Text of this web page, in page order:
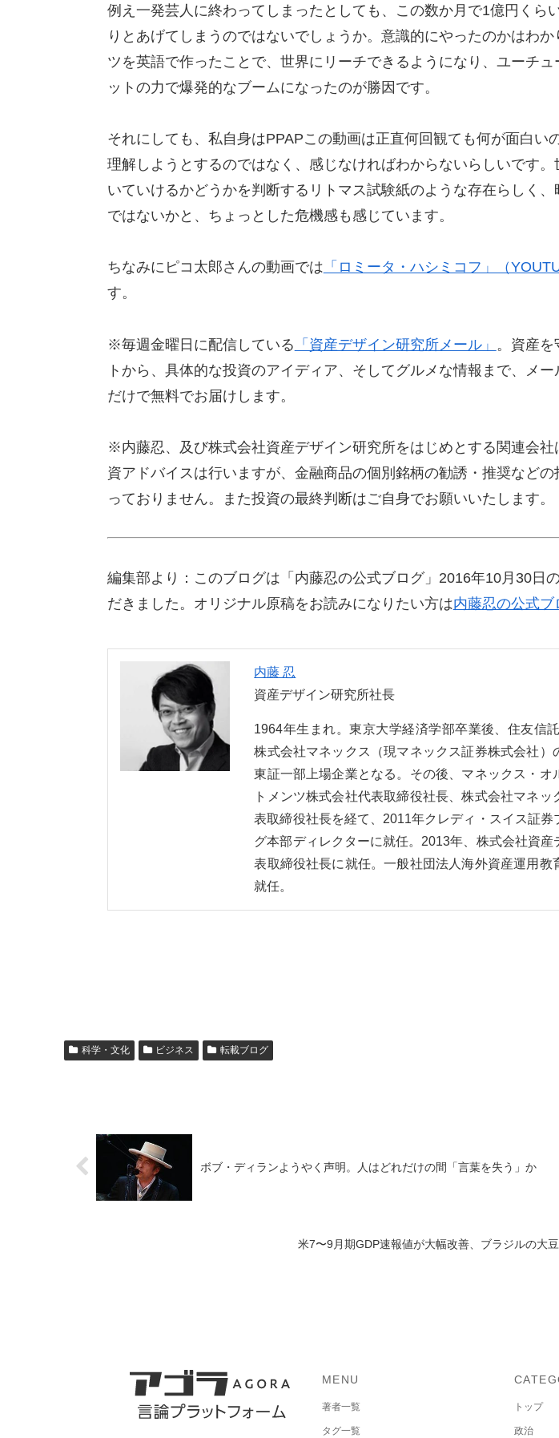
例え一発芸人に終わってしまったとしても、この数か月で1億円くら
りとあげてしまうのではないでしょうか。意識的にやったのかはわ
ツを英語で作ったことで、世界にリーチできるようになり、ユーチ
ットの力で爆発的なブームになったのが勝因です。
それにしても、私自身はPPAPこの動画は正直何回観ても何が面白い
理解しようとするのではなく、感じなければわからないらしいです
いていけるかどうかを判断するリトマス試験紙のような存在らしく
ではないかと、ちょっとした危機感も感じています。
ちなみにピコ太郎さんの動画では 「ロミータ・ハシミコフ」（
す。
※毎週金曜日に配信している 「資産デザイン研究所メール」 。資産を
トから、具体的な投資のアイディア、そしてグルメな情報まで、メ
だけで無料でお届けします。
※内藤忍、及び株式会社資産デザイン研究所をはじめとする関連会社
資アドバイスは行いますが、金融商品の個別銘柄の勧誘・推奨など
っておりません。また投資の最終判断はご自身でお願いいたします。
編集部より：このブログは「内藤忍の公式ブログ」2016年10月30日
だきました。オリジナル原稿をお読みになりたい方は内藤忍の公式ブ
内藤 忍
資産デザイン研究所社長
1964年生まれ。東京大学経済学部卒業後、住友信
株式会社マネックス（現マネックス証券株式会社）
東証一部上場企業となる。その後、マネックス・オ
トメンツ株式会社代表取締役社長、株式会社マネ
表取締役社長を経て、2011年クレディ・スイス証券
グ本部ディレクターに就任。2013年、株式会社資産
表取締役社長に就任。一般社団法人海外資産運用教
就任。
科学・文化 ビジネス 転載ブログ
ボブ・ディランようやく声明。人はどれだけの間「言葉を失う」か
米7〜9月期GDP速報値が大幅改善、ブラジルの大
MENU
著者一覧
タグ一覧
トップ
政治